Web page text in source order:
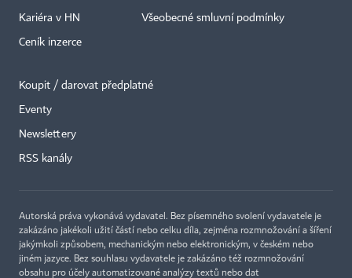
Kariéra v HN
Ceník inzerce
Všeobecné smluvní podmínky
Koupit / darovat předplatné
Eventy
Newslettery
RSS kanály
Autorská práva vykonává vydavatel. Bez písemného svolení vydavatele je
zakázáno jakékoli užití částí nebo celku díla, zejména rozmnožování a šíření
jakýmkoli způsobem, mechanickým nebo elektronickým, v českém nebo
jiném jazyce. Bez souhlasu vydavatele je zakázáno též rozmnožování
obsahu pro účely automatizované analýzy textů nebo dat